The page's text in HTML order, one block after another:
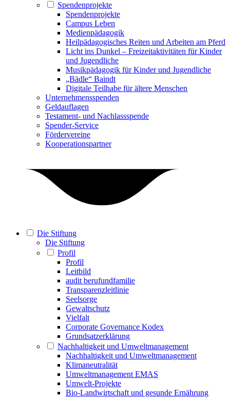
Spendenprojekte
Spendenprojekte
Campus Leben
Medienpädagogik
Heilpädagogisches Reiten und Arbeiten am Pferd
Licht ins Dunkel – Freizeitaktivitäten für Kinder
und Jugendliche
Musikpädagogik für Kinder und Jugendliche
„Bädle“ Baindt
Digitale Teilhabe für ältere Menschen
Unternehmensspenden
Geldauflagen
Testament- und Nachlassspende
Spender-Service
Fördervereine
Kooperationspartner
Die Stiftung
Die Stiftung
Profil
Profil
Leitbild
audit berufundfamilie
Transparenzleitlinie
Seelsorge
Gewaltschutz
Vielfalt
Corporate Governance Kodex
Grundsatzerklärung
Nachhaltigkeit und Umweltmanagement
Nachhaltigkeit und Umweltmanagement
Klimaneutralität
Umweltmanagement EMAS
Umwelt-Projekte
Bio-Landwirtschaft und gesunde Ernährung